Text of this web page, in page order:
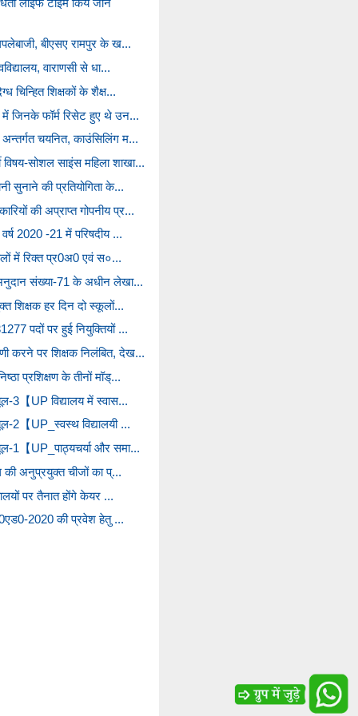
बीएसए रामपुर के ख...
वाराणसी से धा...
चिन्हित शिक्षकों के शैक्ष...
जिनके फॉर्म रिसेट हुए थे उन...
चयनित, काउंसिलिंग म...
विषय-सोशल साइंस महिला शाखा...
सुनाने की प्रतियोगिता के...
की अप्राप्त गोपनीय प्र...
2020 -21 में परिषदीय ...
में रिक्त प्र0अ0 एवं स०...
अनुदान संख्या-71 के अधीन लेखा...
शिक्षक हर दिन दो स्कूलों...
पदों पर हुई नियुक्तियों ...
करने पर शिक्षक निलंबित, देख...
प्रशिक्षण के तीनों मॉड्...
3【UP विद्यालय में स्वास...
2【UP_स्वस्थ विद्यालयी ...
1【UP_पाठ्यचर्या और समा...
की अनुप्रयुक्त चीजों का प्...
पर तैनात होंगे केयर ...
2020 की प्रवेश हेतु ...